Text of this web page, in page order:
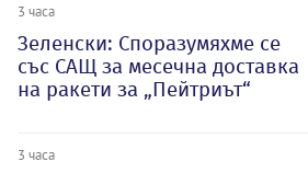
3 часа
Зеленски: Споразумяхме се
със САЩ за месечна доставка
на ракети за „Пейтриът“
3 часа